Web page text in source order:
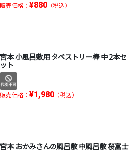
販売価格： ¥880（税込）
宮本 小風呂敷用 タペストリー棒 中 2本セ
ット
販売価格： ¥1,980（税込）
宮本 おかみさんの風呂敷 中風呂敷 桜富士